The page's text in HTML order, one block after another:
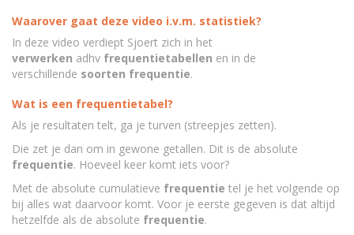
Waarover gaat deze video i.v.m. statistiek?
In deze video verdiept Sjoert zich in het
verwerken adhv frequentietabellen en in de
verschillende soorten frequentie.
Wat is een frequentietabel?
Als je resultaten telt, ga je turven (streepjes zetten).
Die zet je dan om in gewone getallen. Dit is de absolute
frequentie. Hoeveel keer komt iets voor?
Met de absolute cumulatieve frequentie tel je het volgende op
bij alles wat daarvoor komt. Voor je eerste gegeven is dat altijd
hetzelfde als de absolute frequentie.